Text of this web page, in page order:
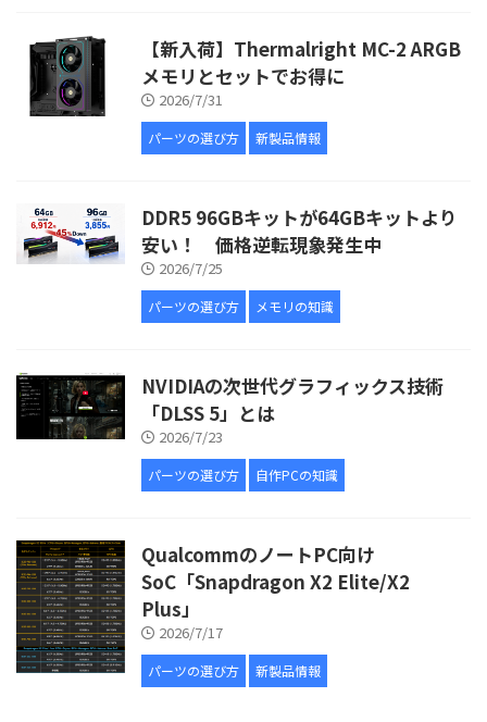
【新入荷】Thermalright MC-2 ARGB
メモリとセットでお得に
2026/7/31
パーツの選び方 新製品情報
DDR5 96GBキットが64GBキットより
安い！ 価格逆転現象発生中
2026/7/25
パーツの選び方 メモリの知識
NVIDIAの次世代グラフィックス技術
「DLSS 5」とは
2026/7/23
パーツの選び方 自作PCの知識
QualcommのノートPC向け
SoC「Snapdragon X2 Elite/X2
Plus」
2026/7/17
パーツの選び方 新製品情報